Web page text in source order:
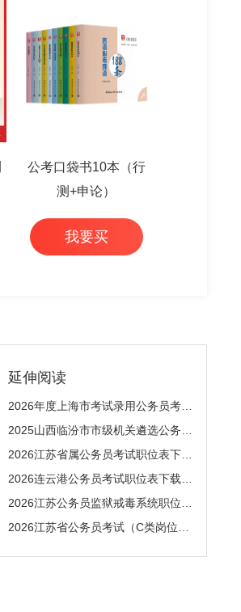
公考口袋书10本（行
测+申论）
我要买
延伸阅读